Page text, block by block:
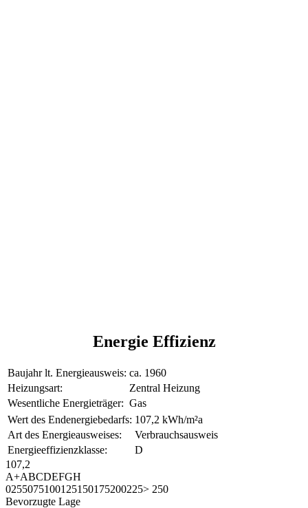
Energie Effizienz
Baujahr lt. Energieausweis: ca. 1960
Heizungsart:
Zentral Heizung
Wesentliche Energieträger: Gas
Wert des Endenergiebedarfs: 107,2 kWh/m²a
Art des Energieausweises:
Verbrauchsausweis
Energieeffizienzklasse:
D
107,2
A+ABCDEFGH
0255075100125150175200225> 250
Bevorzugte Lage